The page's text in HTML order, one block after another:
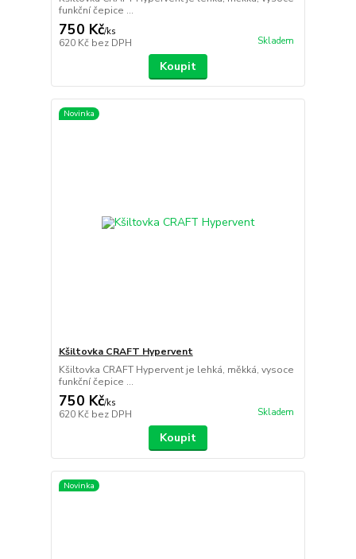
funkční čepice ...
750 Kč/ks
620 Kč bez DPH Skladem
Koupit
Novinka
Kšiltovka CRAFT Hypervent
Kšiltovka CRAFT Hypervent je lehká, měkká, vysoce
funkční čepice ...
750 Kč/ks
620 Kč bez DPH Skladem
Koupit
Novinka